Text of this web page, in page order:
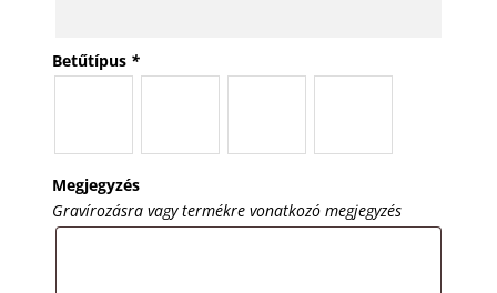
Betűtípus *
Megjegyzés
Gravírozásra vagy termékre vonatkozó megjegyzés